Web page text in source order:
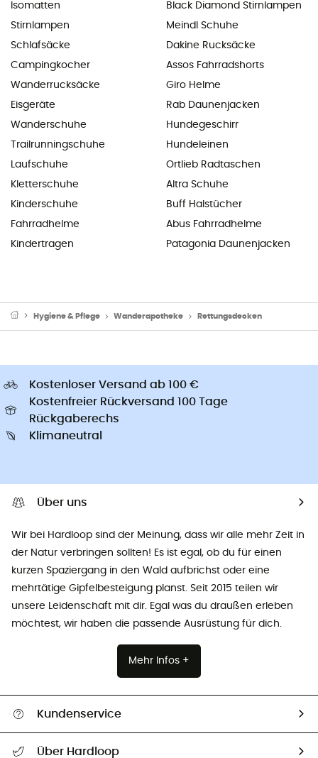
Isomatten
Stirnlampen
Schlafsäcke
Campingkocher
Wanderrucksäcke
Eisgeräte
Wanderschuhe
Trailrunningschuhe
Laufschuhe
Kletterschuhe
Kinderschuhe
Fahrradhelme
Kindertragen
Black Diamond Stirnlampen
Meindl Schuhe
Dakine Rucksäcke
Assos Fahrradshorts
Giro Helme
Rab Daunenjacken
Hundegeschirr
Hundeleinen
Ortlieb Radtaschen
Altra Schuhe
Buff Halstücher
Abus Fahrradhelme
Patagonia Daunenjacken
Hygiene & Pflege Wanderapotheke Rettungsdecken
Kostenloser Versand ab 100 €
Kostenfreier Rückversand 100 Tage
Rückgaberechs
Klimaneutral
Über uns
Wir bei Hardloop sind der Meinung, dass wir alle mehr Zeit in
der Natur verbringen sollten! Es ist egal, ob du für einen
kurzen Spaziergang in den Wald aufbrichst oder eine
mehrtätige Gipfelbesteigung planst. Seit 2015 teilen wir
unsere Leidenschaft mit dir. Egal was du draußen erleben
möchtest, wir haben die passende Ausrüstung für dich.
Mehr Infos +
Kundenservice
Über Hardloop